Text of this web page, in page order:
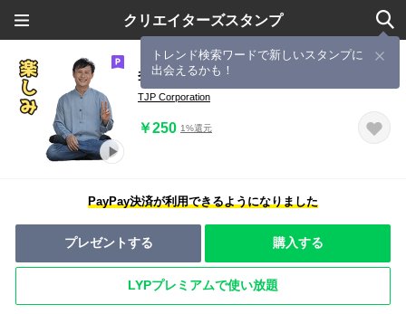
クリエイターズスタンプ
トレンド検索ワードで新しいスタンプに
出会えるかも！
李先生の日常スタンプ - 日本語版
TJP Corporation
￥250 1%還元
PayPay決済が利用できるようになりました
プレゼントする 購入する
LYPプレミアムで使い放題